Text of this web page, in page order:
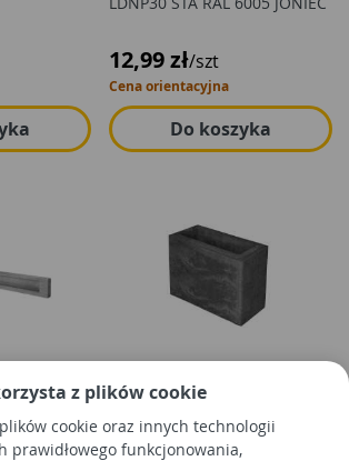
z plików cookie
cookie oraz innych technologii
prawidłowego funkcjonowania,
12,99 zł/szt
Cena orientacyjna
Do koszyka
249 szara
Bloczek ogrodzenia Drago